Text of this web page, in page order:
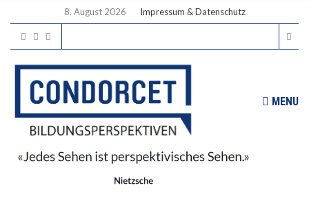
8. August 2026 Impressum & Datenschutz
MENU